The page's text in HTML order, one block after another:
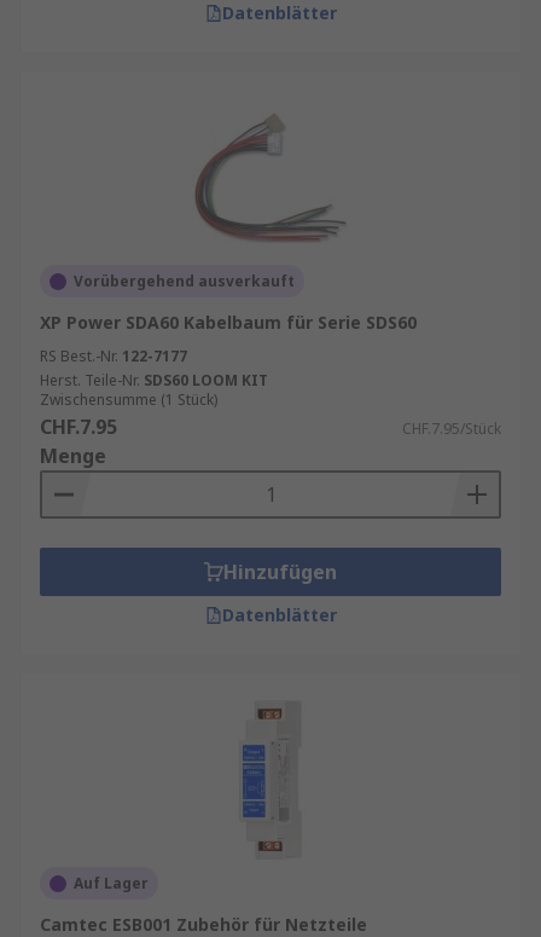
Datenblätter
Vorübergehend ausverkauft
XP Power SDA60 Kabelbaum für Serie SDS60
RS Best.-Nr. 122-7177
Herst. Teile-Nr. SDS60 LOOM KIT
Zwischensumme (1 Stück)
CHF.7.95 CHF.7.95/Stück
Menge
Hinzufügen
Datenblätter
Auf Lager
Camtec ESB001 Zubehör für Netzteile